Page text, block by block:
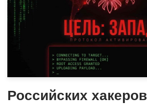
Российских хакеров